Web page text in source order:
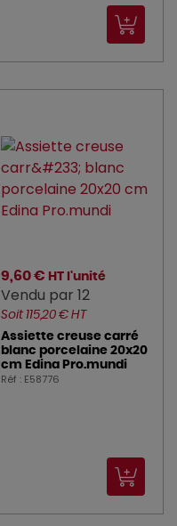
9,60 € HT l'unité
Vendu par 12
Soit 115,20 € HT
Assiette creuse carré
blanc porcelaine 20x20
cm Edina Pro.mundi
Réf : E58776